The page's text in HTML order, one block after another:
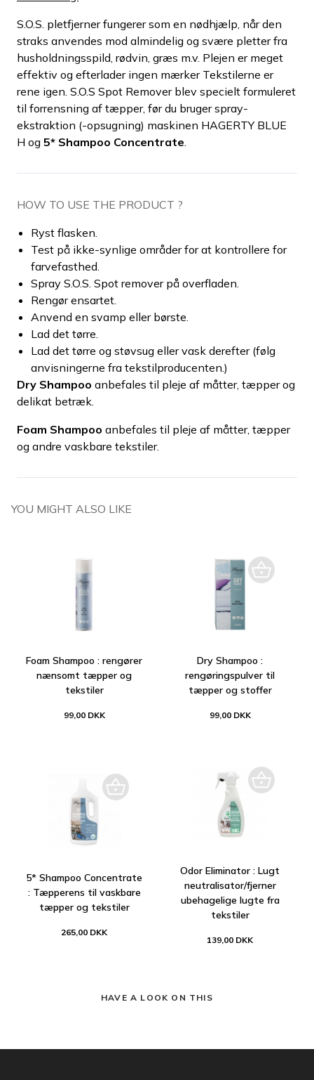
S.O.S. pletfjerner fungerer som en nødhjælp, når den
straks anvendes mod almindelig og svære pletter fra
husholdningsspild, rødvin, græs m.v. Plejen er meget
effektiv og efterlader ingen mærker Tekstilerne er
rene igen. S.O.S Spot Remover blev specielt formuleret
til forrensning af tæpper, før du bruger spray-
ekstraktion (-opsugning) maskinen HAGERTY BLUE
H og 5* Shampoo Concentrate
HOW TO USE THE PRODUCT ?
Ryst flasken.
Test på ikke-synlige områder for at kontrollere for
farvefasthed.
Spray S.O.S. Spot remover på overfladen.
Rengør ensartet.
Anvend en svamp eller børste.
Lad det tørre.
Lad det tørre og støvsug eller vask derefter (følg
anvisningerne fra tekstilproducenten.)
Dry Shampoo anbefales til pleje af måtter, tæpper og
delikat betræk.
Foam Shampoo anbefales til pleje af måtter, tæpper
og andre vaskbare tekstiler.
YOU MIGHT ALSO LIKE
Foam Shampoo : rengører
nænsomt tæpper og
tekstiler
99,00 DKK
Dry Shampoo :
rengøringspulver til
tæpper og stoffer
99,00 DKK
5* Shampoo Concentrate
: Tæpperens til vaskbare
tæpper og tekstiler
265,00 DKK
Odor Eliminator : Lugt
neutralisator/fjerner
ubehagelige lugte fra
tekstiler
139,00 DKK
HAVE A LOOK ON THIS